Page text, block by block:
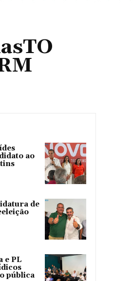
ao
de
e PL
pública